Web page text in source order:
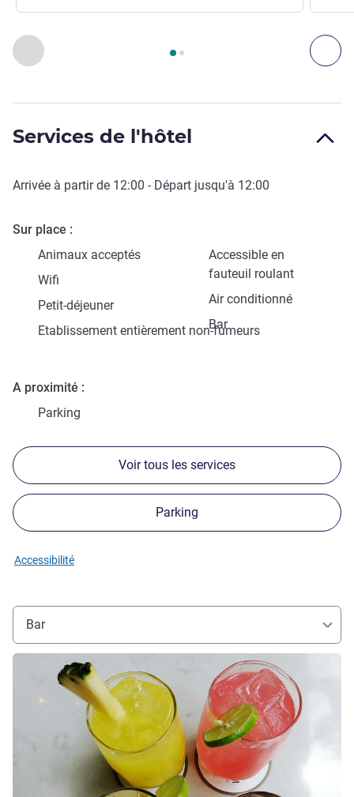
Précédent - Accès & Transport
Page , Accès & Transport 1 :, Accès & Transport 2 :
Services de l'hôtel
Arrivée à partir de 12:00 - Départ jusqu'à 12:00
Sur place
Animaux acceptés
Accessible en
fauteuil roulant
Wifi
Air conditionné
Petit-déjeuner
Bar
Etablissement entièrement non-fumeurs
A proximité
Parking
Voir tous les services
Parking
Accessibilité
Bar
Voir les détails